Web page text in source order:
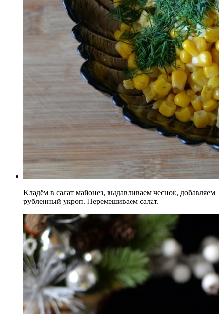
Кладём в салат майонез, выдавливаем чеснок, добавляем
рубленный укроп. Перемешиваем салат.